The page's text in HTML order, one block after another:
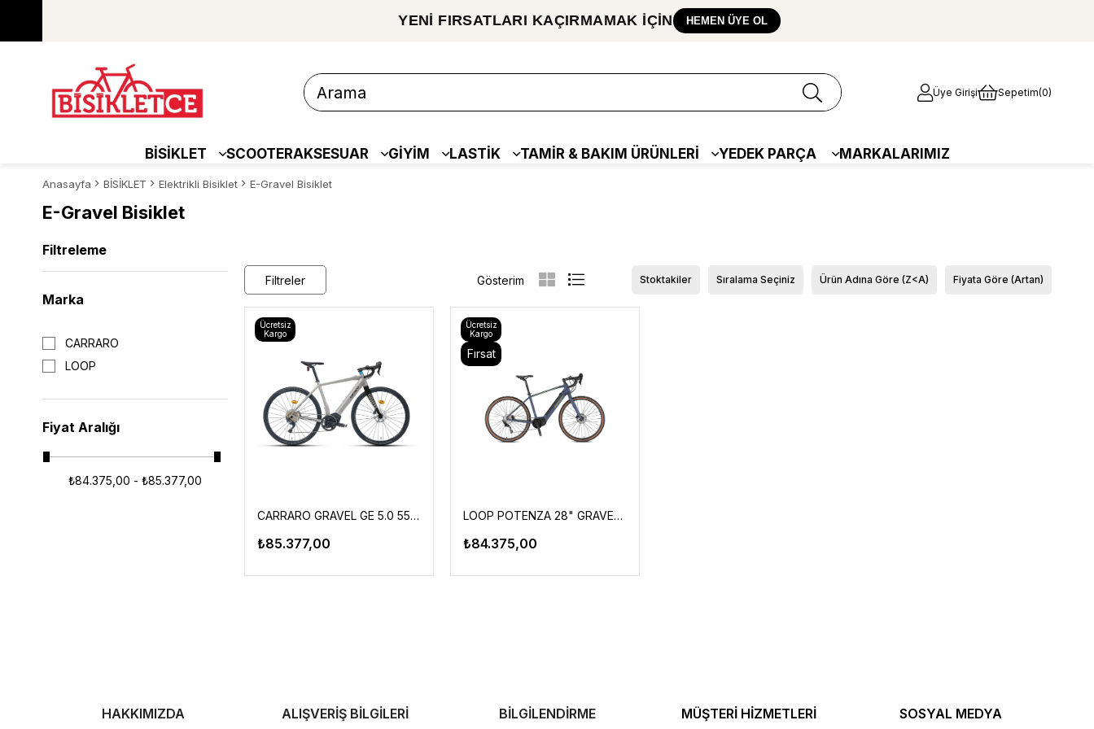
YENİ FIRSATLARI KAÇIRMAMAK İÇİN HEMEN ÜYE OL
Üye Girişi Sepetim 0
BİSİKLET SCOOTERAKSESUAR GİYİM LASTİK TAMİR & BAKIM ÜRÜNLERİ YEDEK PARÇA MARKALARIMIZ
Anasayfa BİSİKLET Elektrikli Bisiklet E-Gravel Bisiklet
E-Gravel Bisiklet
Filtreleme
Marka
CARRARO
LOOP
Fiyat Aralığı
₺84.375,00 - ₺85.377,00
Fiyata Göre (Artan)
Ürün Adına Göre (Z<A)
Sıralama Seçiniz
Stoktakiler
Filtreler
CARRARO GRAVEL GE 5.0 550H 11-V E5000 GRX810 HD MAT GÜMÜS-SIYAH-MAVI
₺85.377,00
Ücretsiz
Kargo
LOOP POTENZA 28" GRAVEL 18.5' 10 VİTES ELEKTRİKLİ MAT GRİ-YEŞİL/MAT FÜME
₺84.375,00
Ücretsiz
Kargo
Fırsat
HAKKIMIZDA ALIŞVERİŞ BİLGİLERİ BİLGİLENDİRME MÜŞTERİ HİZMETLERİ SOSYAL MEDYA